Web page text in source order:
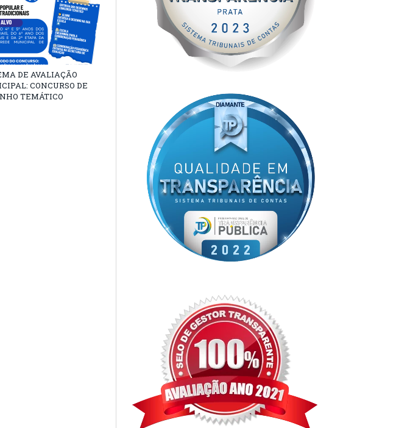
DE AVALIAÇÃO
CONCURSO DE
TEMÁTICO